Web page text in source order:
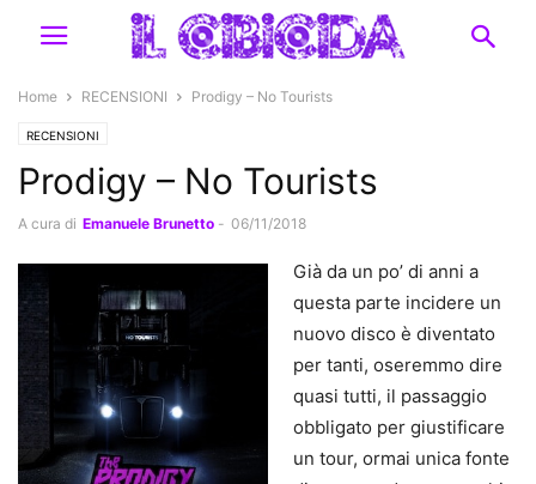
Home RECENSIONI Prodigy – No Tourists
RECENSIONI
Prodigy – No Tourists
A cura di Emanuele Brunetto - 06/11/2018
Già da un po’ di anni a
questa parte incidere un
nuovo disco è diventato
per tanti, oseremmo dire
quasi tutti, il passaggio
obbligato per giustificare
un tour, ormai unica fonte